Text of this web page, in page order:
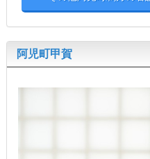
阿児町甲賀